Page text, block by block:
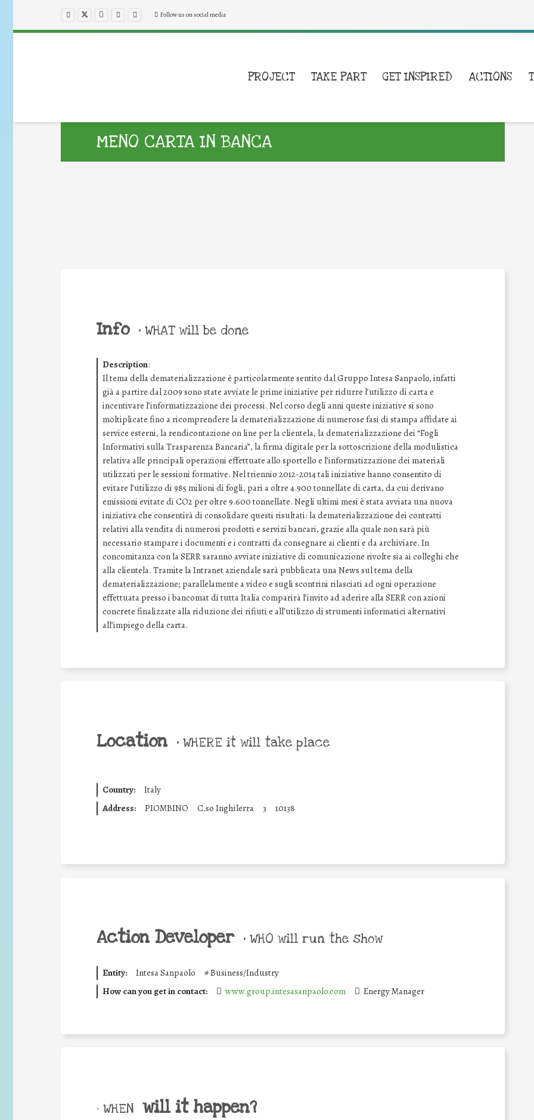
Follow us on social media
PROJECT TAKE PART GET INSPIRED ACTIONS
MENO CARTA IN BANCA
Info • WHAT will be done
Description:
Il tema della dematerializzazione è particolarmente sentito dal Gruppo Intesa Sanpaolo, infatti
già a partire dal 2009 sono state avviate le prime iniziative per ridurre l’utilizzo di carta e
incentivare l’informatizzazione dei processi. Nel corso degli anni queste iniziative si sono
moltiplicate fino a ricomprendere la dematerializzazione di numerose fasi di stampa affidate ai
service esterni, la rendicontazione on line per la clientela, la dematerializzazione dei “Fogli
Informativi sulla Trasparenza Bancaria”, la firma digitale per la sottoscrizione della modulistica
relativa alle principali operazioni effettuate allo sportello e l’informatizzazione dei materiali
utilizzati per le sessioni formative. Nel triennio 2012-2014 tali iniziative hanno consentito di
evitare l’utilizzo di 985 milioni di fogli, pari a oltre 4.900 tonnellate di carta, da cui derivano
emissioni evitate di CO2 per oltre 9.600 tonnellate. Negli ultimi mesi è stata avviata una nuova
iniziativa che consentirà di consolidare questi risultati: la dematerializzazione dei contratti
relativi alla vendita di numerosi prodotti e servizi bancari, grazie alla quale non sarà più
necessario stampare i documenti e i contratti da consegnare ai clienti e da archiviare. In
concomitanza con la SERR saranno avviate iniziative di comunicazione rivolte sia ai colleghi che
alla clientela. Tramite la Intranet aziendale sarà pubblicata una News sul tema della
dematerializzazione; parallelamente a video e sugli scontrini rilasciati ad ogni operazione
effettuata presso i bancomat di tutta Italia comparirà l’invito ad aderire alla SERR con azioni
concrete finalizzate alla riduzione dei rifiuti e all’utilizzo di strumenti informatici alternativi
all’impiego della carta.
Location • WHERE it will take place
Country:
Italy
Address:
PIOMBINO C.so Inghilerra 3 10138
Action Developer • WHO will run the show
Entity: Intesa Sanpaolo #Business/Industry
How can you get in contact:
www.group.intesasanpaolo.com Energy Manager
• WHEN will it happen?